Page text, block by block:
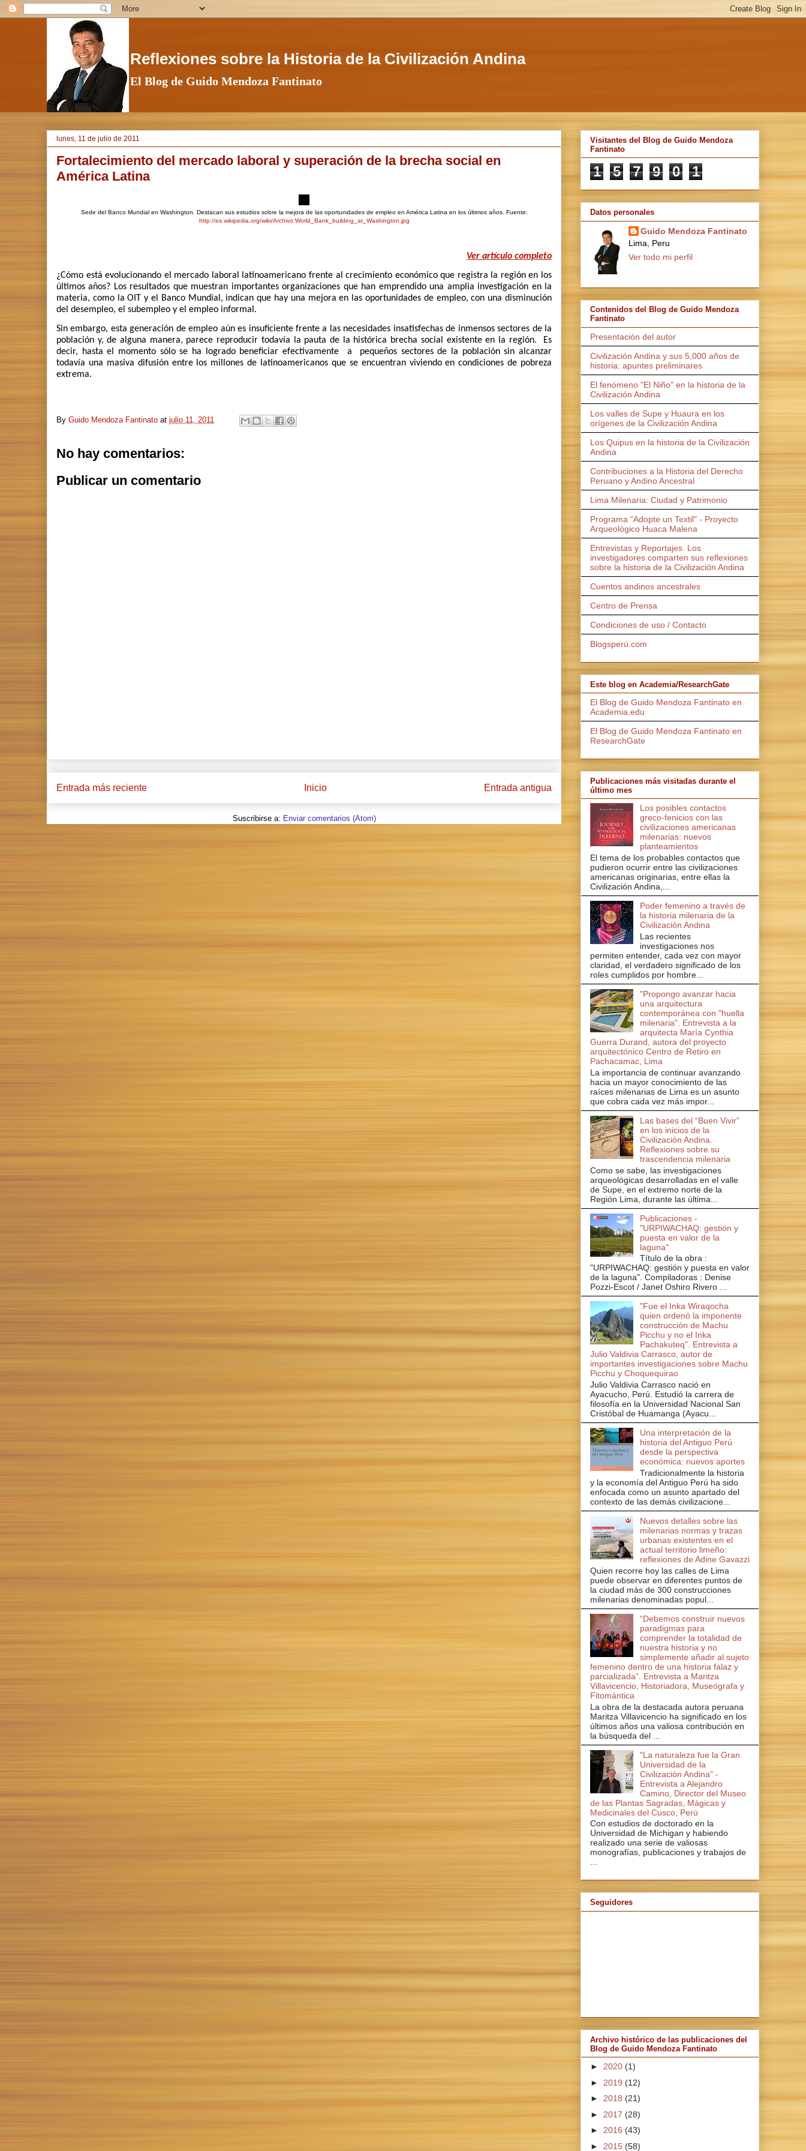
Reflexiones sobre la Historia de la Civilización Andina
El Blog de Guido Mendoza Fantinato
lunes, 11 de julio de 2011
Fortalecimiento del mercado laboral y superación de la brecha social en
América Latina
Sede del Banco Mundial en Washington. Destacan sus estudios sobre la mejora de las oportunidades de empleo en América Latina en los últimos años. Fuente:
http://es.wikipedia.org/wiki/Archivo:World_Bank_building_at_Washington.jpg
Ver artículo completo
¿Cómo está evolucionando el mercado laboral latinoamericano frente al crecimiento económico que registra la región en los
últimos años? Los resultados que muestran importantes organizaciones que han emprendido una amplia investigación en la
materia, como la OIT y el Banco Mundial , indican que hay una mejora en las oportunidades de empleo, con una disminución
del desempleo, el subempleo y el empleo informal.
Sin embargo, esta generación de empleo aún es insuficiente frente a las necesidades insatisfechas de inmensos sectores de la
población y, de alguna manera, parece reproducir todavía la pauta de la histórica brecha social existente en la región.
Es
decir, hasta el momento sólo se ha logrado beneficiar efectivamente
a
pequeños sectores de la población sin alcanzar
todavía una masiva difusión entre los millones de latinoamericanos que se encuentran viviendo en condiciones de pobreza
extrema.
By Guido Mendoza Fantinato at julio 11, 2011
No hay comentarios:
Publicar un comentario
Entrada más reciente Entrada antigua
Inicio
Suscribirse a: Enviar comentarios (Atom)
Visitantes del Blog de Guido Mendoza
Fantinato
1 5 7 9 0 1
Datos personales
Guido Mendoza Fantinato
Lima, Peru
Ver todo mi perfil
Contenidos del Blog de Guido Mendoza
Fantinato
Presentación del autor
Civilización Andina y sus 5,000 años de
historia: apuntes preliminares
El fenómeno "El Niño" en la historia de la
Civilización Andina
Los valles de Supe y Huaura en los
orígenes de la Civilización Andina
Los Quipus en la historia de la Civilización
Andina
Contribuciones a la Historia del Derecho
Peruano y Andino Ancestral
Lima Milenaria: Ciudad y Patrimonio
Programa "Adopte un Textil" - Proyecto
Arqueológico Huaca Malena
Entrevistas y Reportajes. Los
investigadores comparten sus reflexiones
sobre la historia de la Civilización Andina
Cuentos andinos ancestrales
Centro de Prensa
Condiciones de uso / Contacto
Blogsperú.com
Este blog en Academia/ResearchGate
El Blog de Guido Mendoza Fantinato en
Academia.edu
El Blog de Guido Mendoza Fantinato en
ResearchGate
Publicaciones más visitadas durante el
último mes
Los posibles contactos
greco-fenicios con las
civilizaciones americanas
milenarias: nuevos
planteamientos
El tema de los probables contactos que
pudieron ocurrir entre las civilizaciones
americanas originarias, entre ellas la
Civilización Andina,...
Poder femenino a través de
la historia milenaria de la
Civilización Andina
Las recientes
investigaciones nos
permiten entender, cada vez con mayor
claridad, el verdadero significado de los
roles cumplidos por hombre...
"Propongo avanzar hacia
una arquitectura
contemporánea con "huella
milenaria". Entrevista a la
arquitecta María Cynthia
Guerra Durand, autora del proyecto
arquitectónico Centro de Retiro en
Pachacamac, Lima
La importancia de continuar avanzando
hacia un mayor conocimiento de las
raíces milenarias de Lima es un asunto
que cobra cada vez más impor...
Las bases del “Buen Vivir”
en los inicios de la
Civilización Andina.
Reflexiones sobre su
trascendencia milenaria
Como se sabe, las investigaciones
arqueológicas desarrolladas en el valle
de Supe, en el extremo norte de la
Región Lima, durante las última...
Publicaciones -
"URPIWACHAQ: gestión y
puesta en valor de la
laguna"
Título de la obra :
"URPIWACHAQ: gestión y puesta en valor
de la laguna". Compiladoras : Denise
Pozzi-Escot / Janet Oshiro Rivero ...
"Fue el Inka Wiraqocha
quien ordenó la imponente
construcción de Machu
Picchu y no el Inka
Pachakuteq". Entrevista a
Julio Valdivia Carrasco, autor de
importantes investigaciones sobre Machu
Picchu y Choquequirao
Julio Valdivia Carrasco nació en
Ayacucho, Perú. Estudió la carrera de
filosofía en la Universidad Nacional San
Cristóbal de Huamanga (Ayacu...
Una interpretación de la
historia del Antiguo Perú
desde la perspectiva
económica: nuevos aportes
Tradicionalmente la historia
y la economía del Antiguo Perú ha sido
enfocada como un asunto apartado del
contexto de las demás civilizacione...
Nuevos detalles sobre las
milenarias normas y trazas
urbanas existentes en el
actual territorio limeño:
reflexiones de Adine Gavazzi
Quien recorre hoy las calles de Lima
puede observar en diferentes puntos de
la ciudad más de 300 construcciones
milenarias denominadas popul...
“Debemos construir nuevos
paradigmas para
comprender la totalidad de
nuestra historia y no
simplemente añadir al sujeto
femenino dentro de una historia falaz y
parcializada”. Entrevista a Maritza
Villavicencio, Historiadora, Museógrafa y
Fitomántica
La obra de la destacada autora peruana
Maritza Villavicencio ha significado en los
últimos años una valiosa contribución en
la búsqueda del ...
"La naturaleza fue la Gran
Universidad de la
Civilización Andina" -
Entrevista a Alejandro
Camino, Director del Museo
de las Plantas Sagradas, Mágicas y
Medicinales del Cusco, Perú
Con estudios de doctorado en la
Universidad de Michigan y habiendo
realizado una serie de valiosas
monografías, publicaciones y trabajos de
...
Seguidores
Archivo histórico de las publicaciones del
Blog de Guido Mendoza Fantinato
► 2020 (1)
► 2019 (12)
► 2018 (21)
► 2017 (28)
► 2016 (43)
► 2015 (58)